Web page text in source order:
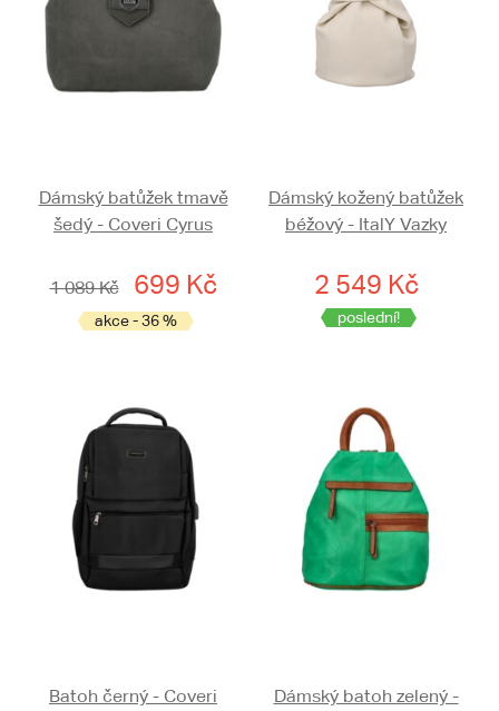
Dámský batůžek tmavě
šedý - Coveri Cyrus
1 089 Kč 699 Kč
akce - 36 %
Dámský kožený batůžek
béžový - ItalY Vazky
2 549 Kč
poslední!
Batoh černý - Coveri
Dámský batoh zelený -